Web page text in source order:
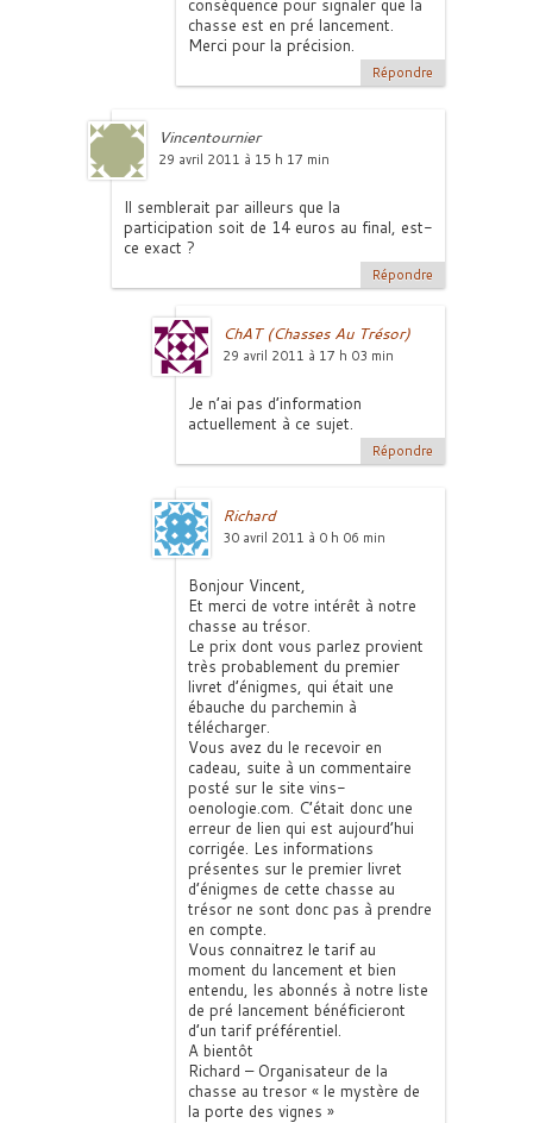
conséquence pour signaler que la
chasse est en pré lancement.
Merci pour la précision.
Répondre
Vincentournier
29 avril 2011 à 15 h 17 min
Il semblerait par ailleurs que la
participation soit de 14 euros au final, est-
ce exact ?
Répondre
ChAT (Chasses Au Trésor)
29 avril 2011 à 17 h 03 min
Je n’ai pas d’information
actuellement à ce sujet.
Répondre
Richard
30 avril 2011 à 0 h 06 min
Bonjour Vincent,
Et merci de votre intérêt à notre
chasse au trésor.
Le prix dont vous parlez provient
très probablement du premier
livret d’énigmes, qui était une
ébauche du parchemin à
télécharger.
Vous avez du le recevoir en
cadeau, suite à un commentaire
posté sur le site vins-
oenologie.com. C’était donc une
erreur de lien qui est aujourd’hui
corrigée. Les informations
présentes sur le premier livret
d’énigmes de cette chasse au
trésor ne sont donc pas à prendre
en compte.
Vous connaitrez le tarif au
moment du lancement et bien
entendu, les abonnés à notre liste
de pré lancement bénéficieront
d’un tarif préférentiel.
A bientôt
Richard – Organisateur de la
chasse au tresor « le mystère de
la porte des vignes »